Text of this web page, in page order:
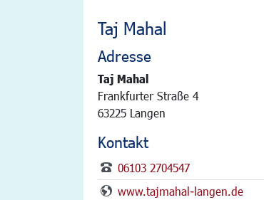
Taj Mahal
Adresse
Taj Mahal
Frankfurter Straße 4
63225 Langen
Kontakt
06103 2704547
www.tajmahal-langen.de